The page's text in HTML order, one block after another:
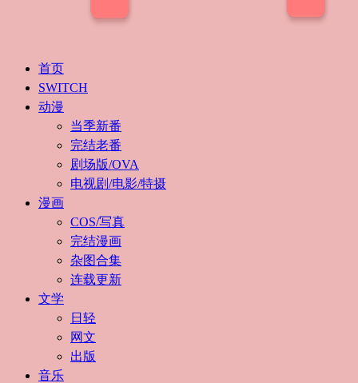
首页
SWITCH
动漫
当季新番
完结老番
剧场版/OVA
电视剧/电影/特摄
漫画
COS/写真
完结漫画
杂图合集
连载更新
文学
日轻
网文
出版
音乐